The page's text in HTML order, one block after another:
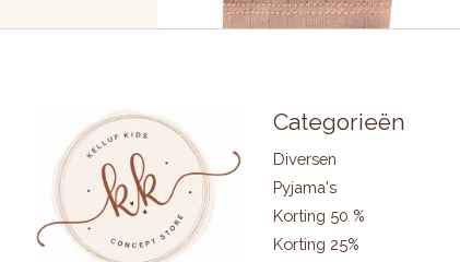
Categorieën
Diversen
Pyjama's
Korting 50 %
Korting 25%